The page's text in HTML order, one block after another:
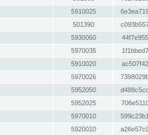
5910025
501390
5930060
5970035
5910020
5970026
5952050
5952025
5970010
5920010